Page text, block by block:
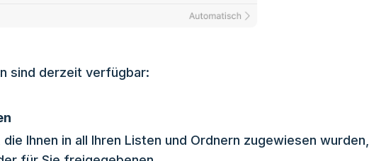
sind derzeit verfügbar:
Ihnen in all Ihren Listen und Ordnern zugewiesen wurden,